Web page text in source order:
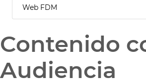
Web FDM
Contenido
Audiencia